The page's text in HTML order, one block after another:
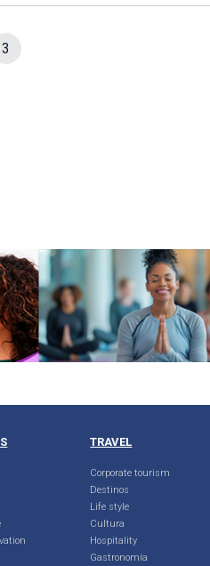
3
TRAVEL
Corporate tourism
Destinos
Life style
Cultura
Hospitality
Gastronomía